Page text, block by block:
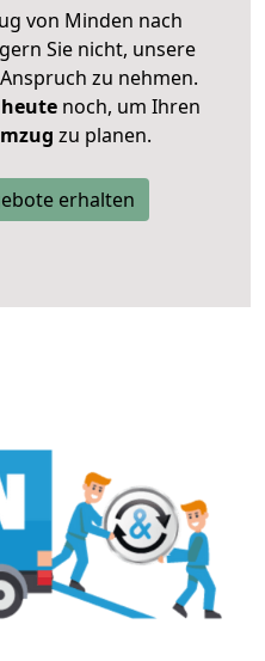
von Minden nach
Sie nicht, unsere
zu nehmen.
noch, um Ihren
zu planen.
erhalten